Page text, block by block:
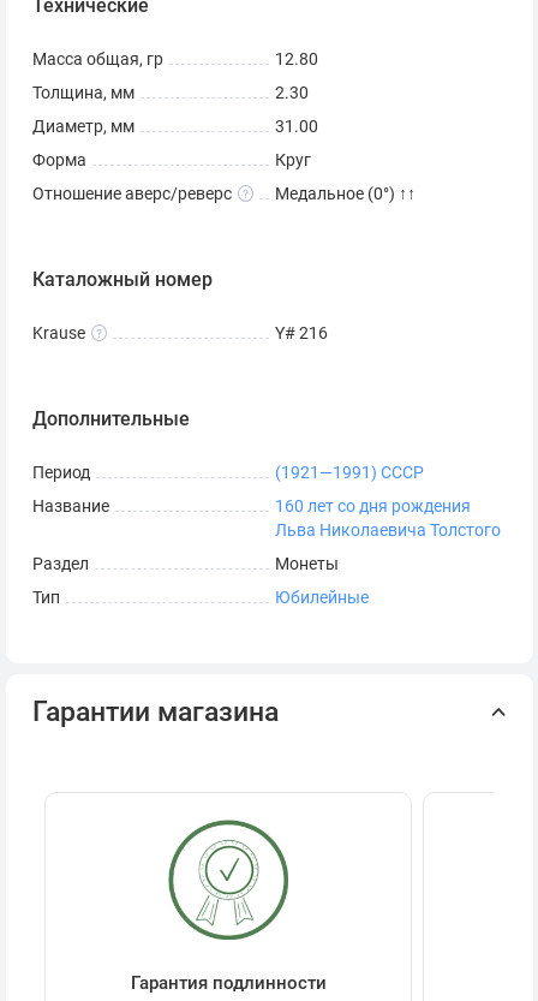
Данная монета относится к оборотным, поэтому
Как отличить оригинал от
копии?
Оригинал монеты «1 рубль 1988 Толстой 160 лет со дня
Писатель изображен анфас.
Технические
Масса общая, гр
12.80
Толщина, мм
2.30
Диаметр, мм
31.00
Форма
Круг
Отношение аверс/реверс
Медальное (0°) ↑↑
Каталожный номер
Krause Y# 216
Дополнительные
Период
(1921—1991) СССР
Название
160 лет со дня рождения
Льва Николаевича Толстого
Раздел
Монеты
Тип
Юбилейные
Гарантии магазина
Гарантия подлинности